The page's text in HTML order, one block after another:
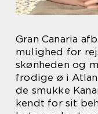
Gran Canaria
mulighed for
skønheden og
frodige ø i
de smukke
kendt for sit